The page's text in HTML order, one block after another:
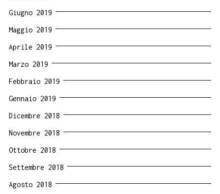
Giugno 2019
Maggio 2019
Aprile 2019
Marzo 2019
Febbraio 2019
Gennaio 2019
Dicembre 2018
Novembre 2018
Ottobre 2018
Settembre 2018
Agosto 2018